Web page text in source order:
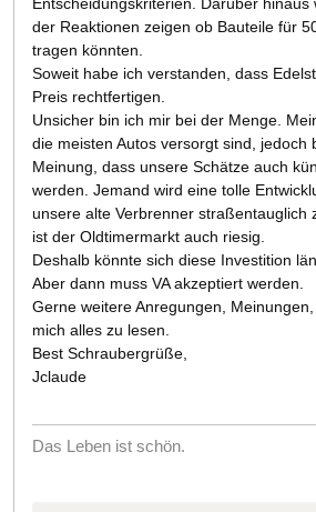
Entscheidungskriterien. Darüber hinaus
der Reaktionen zeigen ob Bauteile für
tragen könnten.
Soweit habe ich verstanden, dass
Preis rechtfertigen.
Unsicher bin ich mir bei der Menge.
die meisten Autos versorgt sind, jedoch
Meinung, dass unsere Schätze auch
werden. Jemand wird eine tolle
unsere alte Verbrenner straßentauglich
ist der Oldtimermarkt auch riesig.
Deshalb könnte sich diese Investition
Aber dann muss VA akzeptiert werden.
Gerne weitere Anregungen,
mich alles zu lesen.
Best Schraubergrüße,
Jclaude
Das Leben ist schön.